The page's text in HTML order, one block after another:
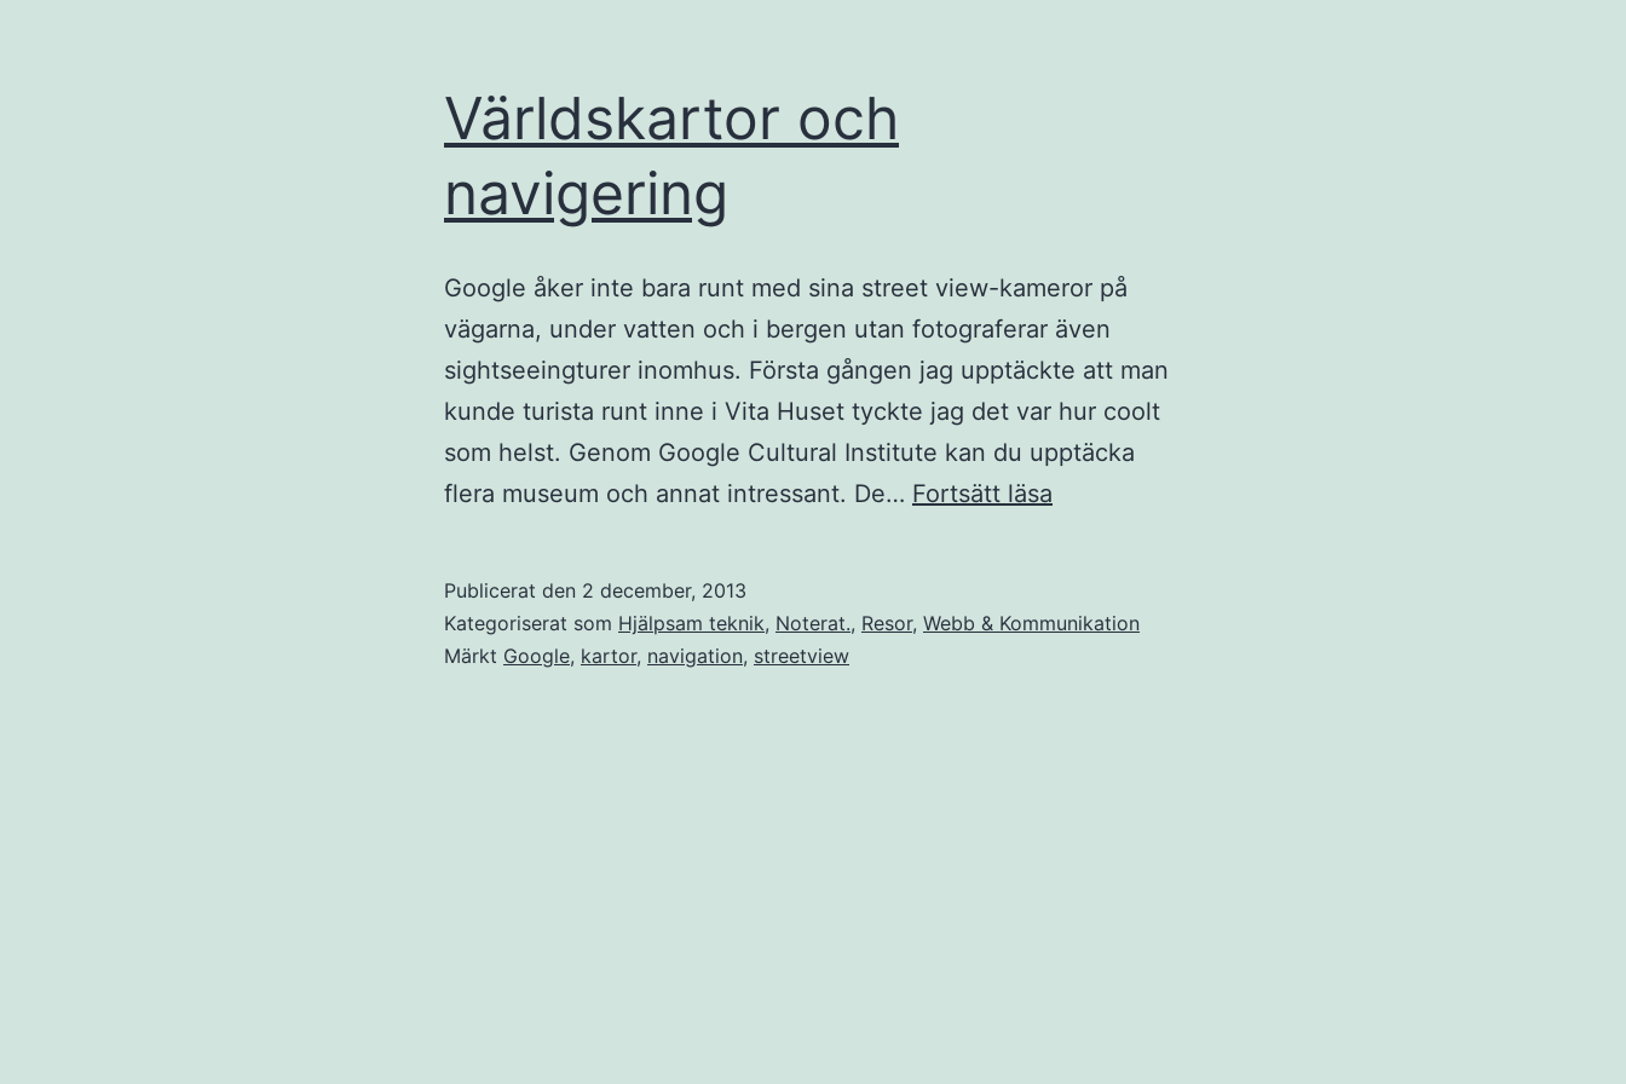
Världskartor och
navigering
Google åker inte bara runt med sina street view-kameror på
vägarna, under vatten och i bergen utan fotograferar även
sightseeingturer inomhus. Första gången jag upptäckte att man
kunde turista runt inne i Vita Huset tyckte jag det var hur coolt
som helst. Genom Google Cultural Institute kan du upptäcka
flera museum och annat intressant. De… Fortsätt läsa
Publicerat den 2 december, 2013
Kategoriserat som Hjälpsam teknik, Noterat., Resor, Webb & Kommunikation
Märkt Google, kartor, navigation, streetview